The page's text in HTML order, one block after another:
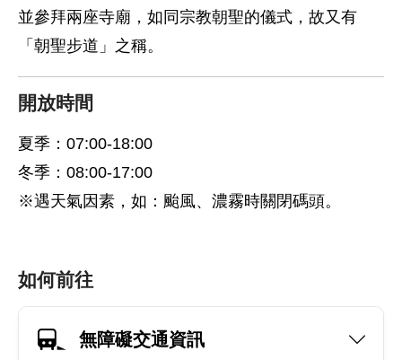
並參拜兩座寺廟，如同宗教朝聖的儀式，故又有
「朝聖步道」之稱。
開放時間
夏季：07:00-18:00
冬季：08:00-17:00
※遇天氣因素，如：颱風、濃霧時關閉碼頭。
如何前往
無障礙交通資訊